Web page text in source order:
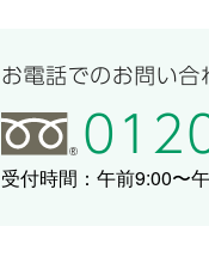
受付時間：午前9:00〜